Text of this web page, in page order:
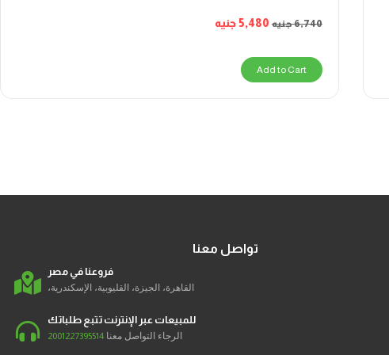
6,740جنيه 5,480جنيه
Add to Cart
تواصل معنا
فروعنا في مصر
القاهرة، الجيزة، القليوبية، الإسكندرية،
للمبيعات عبر الإنترنت تتبع طلباتك
الرجاء التواصل معنا 2001227395514